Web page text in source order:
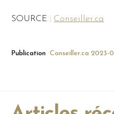
SOURCE : Conseiller.ca
Publication Conseiller.ca 2023-